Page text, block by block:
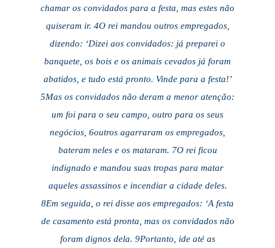
chamar os convidados para a festa, mas estes não
quiseram ir. 4O rei mandou outros empregados,
dizendo: ‘Dizei aos convidados: já preparei o
banquete, os bois e os animais cevados já foram
abatidos, e tudo está pronto. Vinde para a festa!’
5Mas os convidados não deram a menor atenção:
um foi para o seu campo, outro para os seus
negócios, 6outros agarraram os empregados,
bateram neles e os mataram. 7O rei ficou
indignado e mandou suas tropas para matar
aqueles assassinos e incendiar a cidade deles.
8Em seguida, o rei disse aos empregados: ‘A festa
de casamento está pronta, mas os convidados não
foram dignos dela. 9Portanto, ide até as